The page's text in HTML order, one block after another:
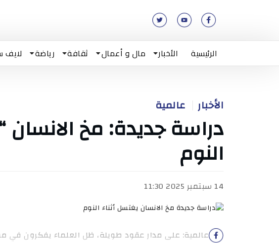
الرئيسية الأخبار مال و أعمال ثقافة رياضة لايف
الأخبار عالمية
دراسة جديدة: مخ الانسان
النوم
14 سبتمبر 2025 11:30
عالمية: على مدار عقود طويلة، ظل العلماء يفكرون